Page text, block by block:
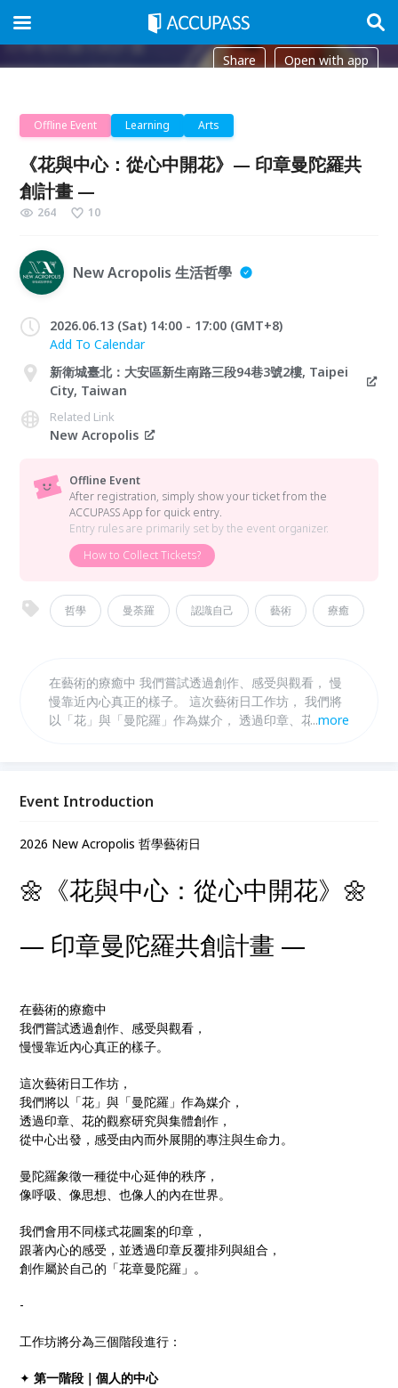
Share Open with app
Offline Event Learning Arts
《花與中心：從心中開花》— 印章曼陀羅共
創計畫 —
264 10
New Acropolis 生活哲學
2026.06.13 (Sat) 14:00 - 17:00 (GMT+8)
Add To Calendar
新衛城臺北：大安區新生南路三段94巷3號2樓, Taipei
City, Taiwan
Related Link
New Acropolis
Offline Event
After registration, simply show your ticket from the
ACCUPASS App for quick entry.
Entry rules are primarily set by the event organizer.
How to Collect Tickets?
哲學 曼荼羅 認識自己 藝術 療癒
在藝術的療癒中 我們嘗試透過創作、感受與觀看， 慢
慢靠近內心真正的樣子。 這次藝術日工作坊， 我們將
以「花」與「曼陀羅」作為媒介， 透過印章、花的觀
不同樣式花圖案的印章， 跟著內心的感受，並透過印
...more
Event Introduction
2026 New Acropolis 哲學藝術日
🌼《花與中心：從心中開花》🌼
— 印章曼陀羅共創計畫 —
在藝術的療癒中
我們嘗試透過創作、感受與觀看，
慢慢靠近內心真正的樣子。
這次藝術日工作坊，
我們將以「花」與「曼陀羅」作為媒介，
透過印章、花的觀察研究與集體創作，
從中心出發，感受由內而外展開的專注與生命力。
曼陀羅象徵一種從中心延伸的秩序，
像呼吸、像思想、也像人的內在世界。
我們會用不同樣式花圖案的印章，
跟著內心的感受，並透過印章反覆排列與組合，
創作屬於自己的「花章曼陀羅」。
-
工作坊將分為三個階段進行：
✦第一階段｜個人的中心